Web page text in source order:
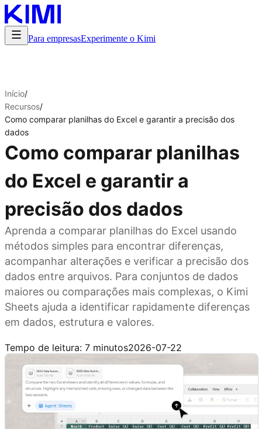
Para empresasExperimente o Kimi
Início/
Recursos/
Como comparar planilhas do Excel e garantir a precisão dos
dados
Como comparar planilhas
do Excel e garantir a
precisão dos dados
Aprenda a comparar planilhas do Excel usando
métodos simples para encontrar diferenças,
acompanhar alterações e verificar a precisão dos
dados entre arquivos. Para conjuntos de dados
maiores ou comparações mais complexas, o Kimi
Sheets ajuda a identificar rapidamente diferenças
em dados, estrutura e valores.
Tempo de leitura: 7 minutos2026-07-22